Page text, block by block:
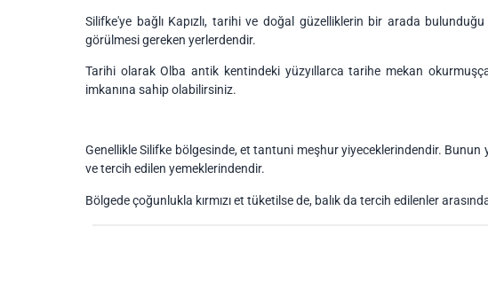
Silifke'ye bağlı Kapızlı, tarihi ve doğal güzelliklerin bir arada
görülmesi gereken yerlerdendir.
Tarihi olarak Olba antik kentindeki yüzyıllarca tarihe mekan
imkanına sahip olabilirsiniz.
Genellikle Silifke bölgesinde, et tantuni meşhur yiyeceklerindendir.
ve tercih edilen yemeklerindendir.
Bölgede çoğunlukla kırmızı et tüketilse de, balık da tercih edilenler